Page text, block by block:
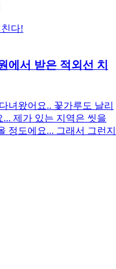
다!
에서 받은 적외선 치
녀왔어요.. 꽃가루도 날리
제가 있는 지역은 씻을
정도에요... 그래서 그런지